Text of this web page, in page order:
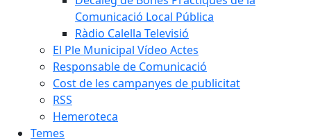
Comunicació Local Pública
Ràdio Calella Televisió
El Ple Municipal Vídeo Actes
Responsable de Comunicació
Cost de les campanyes de publicitat
RSS
Hemeroteca
Temes